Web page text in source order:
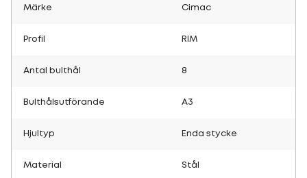
Märke Cimac
Profil RIM
Antal bulthål 8
Bulthålsutförande A3
Hjultyp Enda stycke
Material Stål